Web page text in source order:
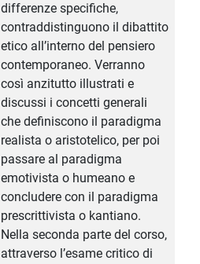
differenze specifiche,
contraddistinguono il dibattito
etico all’interno del pensiero
contemporaneo. Verranno
così anzitutto illustrati e
discussi i concetti generali
che definiscono il paradigma
realista o aristotelico, per poi
passare al paradigma
emotivista o humeano e
concludere con il paradigma
prescrittivista o kantiano.
Nella seconda parte del corso,
attraverso l’esame critico di